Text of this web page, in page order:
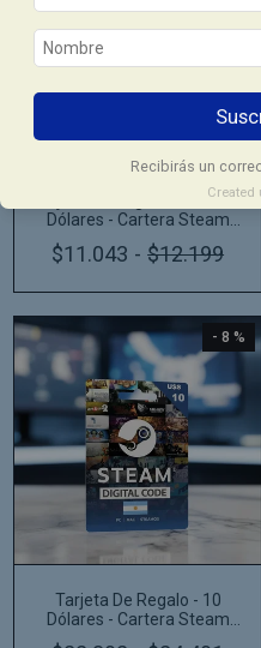
Recibirás un
Created
Tarjeta De Regalo Steam - 5
Dólares - Cartera Steam
Wallet Argentina
$11.043 - $12.199
- 8 %
Tarjeta De Regalo - 10
Dólares - Cartera Steam
Wallet Argentina